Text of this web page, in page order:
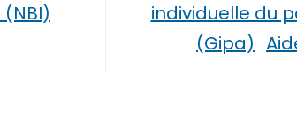
individuelle du
(Gipa)